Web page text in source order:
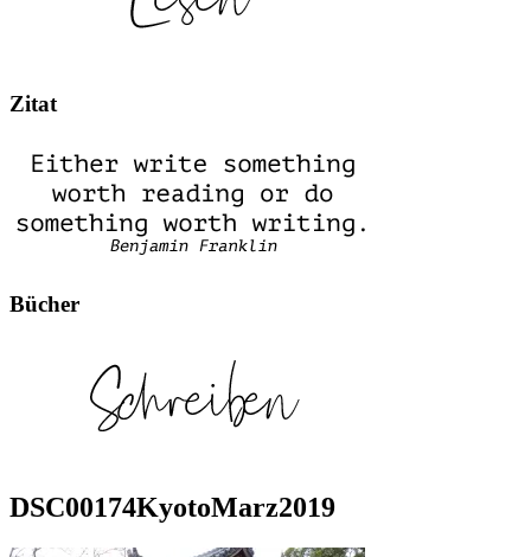
Zitat
Bücher
DSC00174KyotoMarz2019